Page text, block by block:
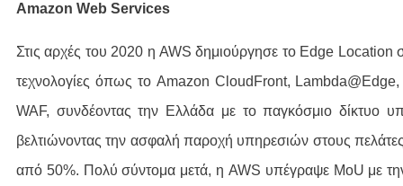
Amazon Web Services
Στις αρχές του 2020 η AWS δημιούργησε το Edge Location
τεχνολογίες όπως το Amazon CloudFront,
WAF, συνδέοντας την Ελλάδα με το παγκόσμιο δίκτυο
βελτιώνοντας την ασφαλή παροχή υπηρεσιών στους
από 50%. Πολύ σύντομα μετά, η AWS υπέγραψε MoU με